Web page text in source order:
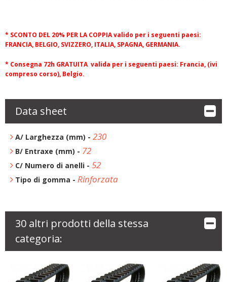
* SCONTO DEL 20% PER LA COPPIAvalido per i seguenti paesi:
FRANCIA, BELGIO, SVIZZERO, ITALIA, SPAGNA, GERMANIA.
* Consegna 72h GRATUITA valida per i seguenti paesi: Francia, (ivi
compreso corso), Belgio.
Data sheet
A/ Larghezza (mm) - 230
B/ Entraxe (mm) - 72
C/ Numero di anelli - 52
Tipo di gomma - Rinforzata
30 altri prodotti della stessa
categoria: